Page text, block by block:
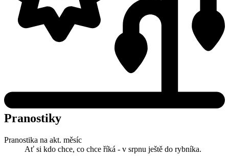
Pranostiky
Pranostika na akt. měsíc
Ať si kdo chce, co chce říká - v srpnu ještě do rybníka.